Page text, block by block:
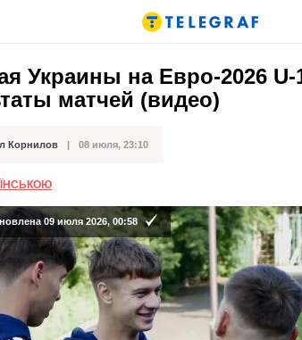
Украины на Евро-2026
матчей (видео)
Корнилов 08 июля, 23:10
09 июля 2026, 00:58